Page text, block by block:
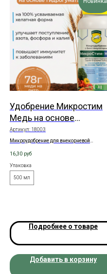
Удобрение Микростим
Медь на основе
гидрогумата, жидкое
Артикул: 18003
Микроудобрение для внекорневой
16,30 руб
Упаковка
500 мл
Подробнее о товаре
Добавить в корзину